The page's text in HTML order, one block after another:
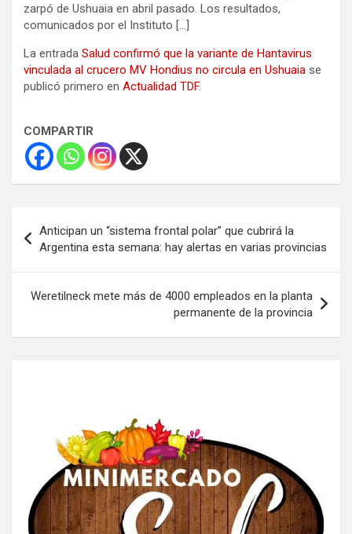
zarpó de Ushuaia en abril pasado. Los resultados,
comunicados por el Instituto […]
La entrada Salud confirmó que la variante de Hantavirus
vinculada al crucero MV Hondius no circula en Ushuaia se
publicó primero en Actualidad TDF.
COMPARTIR
de
entradas
Anticipan un “sistema frontal polar” que cubrirá la
Argentina esta semana: hay alertas en varias provincias
Weretilneck mete más de 4000 empleados en la planta
permanente de la provincia